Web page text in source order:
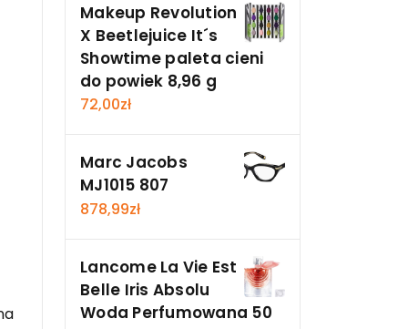
Makeup Revolution
X Beetlejuice It´s
Showtime paleta cieni
do powiek 8,96 g
72,00zł
Marc Jacobs
MJ1015 807
878,99zł
Lancome La Vie Est
Belle Iris Absolu
Woda Perfumowana 50